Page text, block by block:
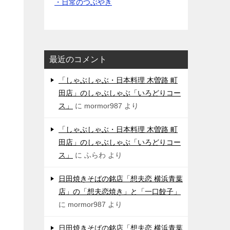
・日常のつぶやき
最近のコメント
「しゃぶしゃぶ・日本料理 木曽路 町
田店」のしゃぶしゃぶ「いろどりコー
ス」
に mormor987 より
「しゃぶしゃぶ・日本料理 木曽路 町
田店」のしゃぶしゃぶ「いろどりコー
ス」
に ふらわ より
日田焼きそばの銘店「想夫恋 横浜青葉
店」の「想夫恋焼き」と「一口餃子」
に mormor987 より
日田焼きそばの銘店「想夫恋 横浜青葉